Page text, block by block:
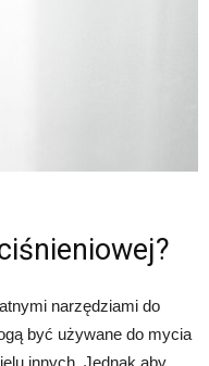
narzędziami do
być używane do mycia